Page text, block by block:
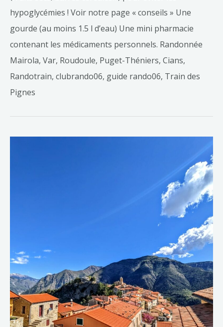
hypoglycémies ! Voir notre page « conseils » Une
gourde (au moins 1.5 l d’eau) Une mini pharmacie
contenant les médicaments personnels. Randonnée
Mairola, Var, Roudoule, Puget-Théniers, Cians,
Randotrain, clubrando06, guide rando06, Train des
Pignes